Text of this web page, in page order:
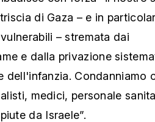
di Gaza – e in
– stremata dai
e dalla privazione
dell'infanzia. Condanniamo
medici, personale
da Israele”.